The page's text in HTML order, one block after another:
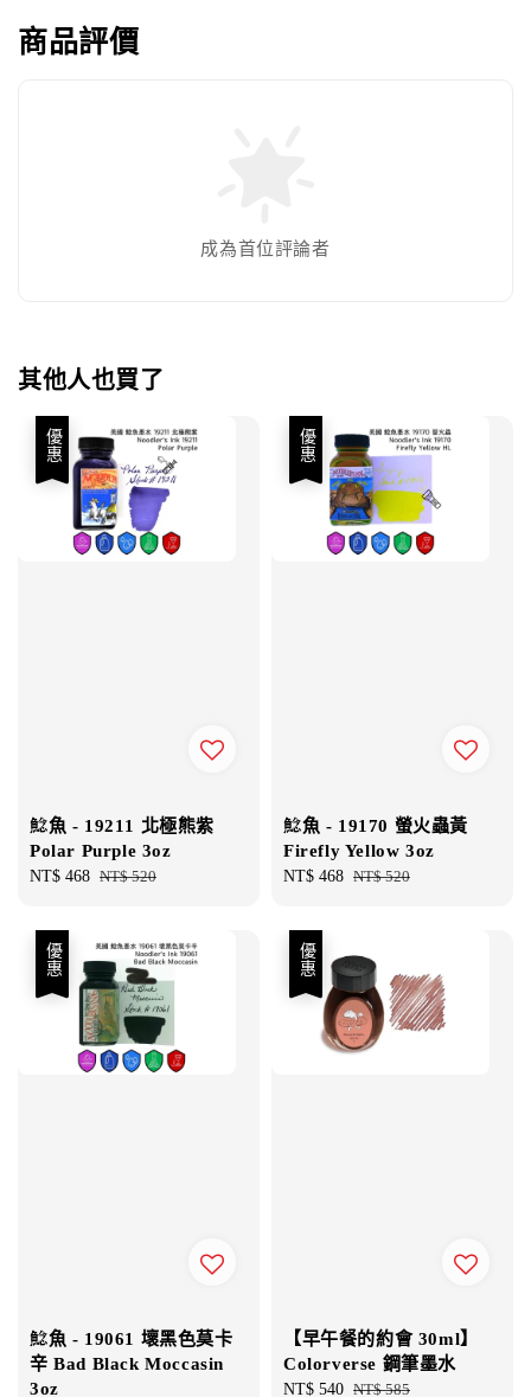
商品評價
成為首位評論者
其他人也買了
優惠
鯰魚 - 19211 北極熊紫
Polar Purple 3oz
Sale
NT$ 468 Regular
NT$ 520
優惠
鯰魚 - 19170 螢火蟲黃
Firefly Yellow 3oz
Sale
NT$ 468 Regular
NT$ 520
優惠
鯰魚 - 19061 壞黑色莫卡
辛 Bad Black Moccasin
3oz
優惠
【早午餐的約會 30ml】
Colorverse 鋼筆墨水
Sale
NT$ 540 Regular
NT$ 585